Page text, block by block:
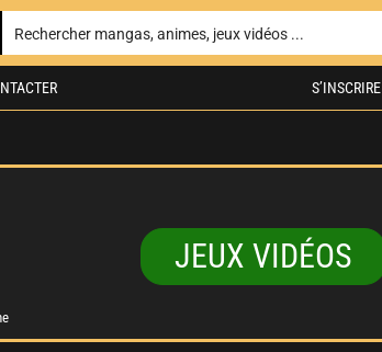
S’INSCRIRE
JEUX VIDÉOS